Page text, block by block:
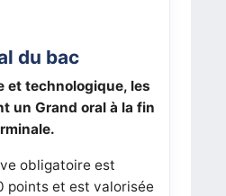
du bac
et technologique, les
un Grand oral à la fin
obligatoire est
points et est valorisée